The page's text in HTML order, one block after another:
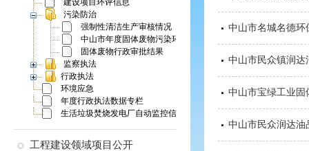
建设项目环评信息
污染防治
强制性清洁生产审核情况
中山市年度固体废物污染环境防治信息公告
固体废物行政审批结果
监察执法
行政执法
环境应急
年度行政执法数据专栏
生活垃圾焚烧发电厂自动监控信息
工程建设领域项目公开
中山市名城名德环
中山市民众镇润达
中山市宝绿工业固
中山市民众润达油